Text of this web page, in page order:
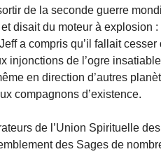
de la seconde guerre
disait du moteur à explosion
a compris qu’il fallait cesser
injonctions de l’ogre
en direction d’autres
compagnons d’existence.
de l’Union Spirituelle
des Sages de